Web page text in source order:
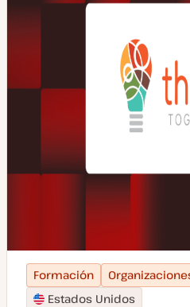
Formación
Estados Unidos